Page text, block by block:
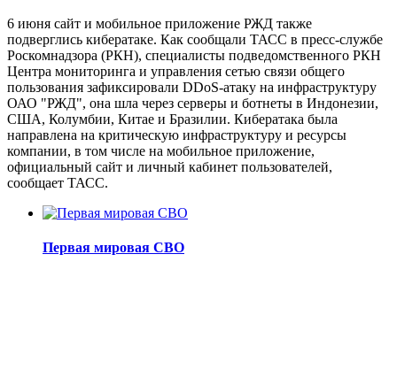
6 июня сайт и мобильное приложение РЖД также
подверглись кибератаке. Как сообщали ТАСС в пресс-службе
Роскомнадзора (РКН), специалисты подведомственного РКН
Центра мониторинга и управления сетью связи общего
пользования зафиксировали DDoS-атаку на инфраструктуру
ОАО "РЖД", она шла через серверы и ботнеты в Индонезии,
США, Колумбии, Китае и Бразилии. Кибератака была
направлена на критическую инфраструктуру и ресурсы
компании, в том числе на мобильное приложение,
официальный сайт и личный кабинет пользователей,
сообщает ТАСС.
Первая мировая СВО